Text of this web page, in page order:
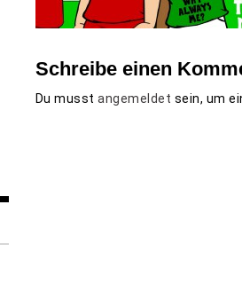
Schreibe einen
Du musst angemeldet sein, um